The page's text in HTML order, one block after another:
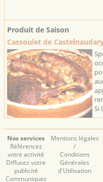
Produit de Saison
Cassoulet de
Si
Nos services
Référencez
votre activité
Diffusez votre
publicité
Communiquez
Mentions légales
/
Conditions
Générales
d'Utilisation